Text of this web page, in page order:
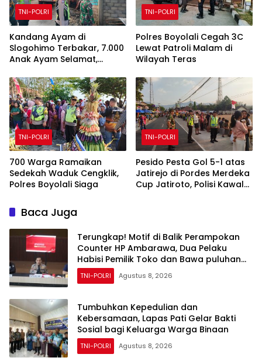
TNI-POLRI
Kandang Ayam di
Slogohimo Terbakar, 7.000
Anak Ayam Selamat,
Juta
TNI-POLRI
Polres Boyolali Cegah 3C
Lewat Patroli Malam di
Wilayah Teras
TNI-POLRI
700 Warga Ramaikan
Sedekah Waduk Cengklik,
Polres Boyolali Siaga
TNI-POLRI
Pesido Pesta Gol 5-1 atas
Jatirejo di Pordes Merdeka
Cup Jatiroto, Polisi Kawal
Baca Juga
Terungkap! Motif di Balik Perampokan
Counter HP Ambarawa, Dua Pelaku
Habisi Pemilik Toko dan Bawa puluhan
HP
TNI-POLRI Agustus 8, 2026
Tumbuhkan Kepedulian dan
Kebersamaan, Lapas Pati Gelar Bakti
Sosial bagi Keluarga Warga Binaan
TNI-POLRI Agustus 8, 2026